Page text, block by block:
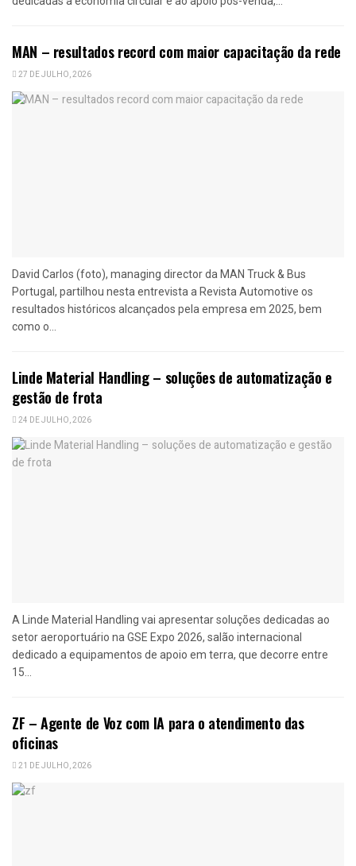
MAN – resultados record com maior capacitação da rede
27 DE JULHO, 2026
David Carlos (foto), managing director da MAN Truck & Bus
Portugal, partilhou nesta entrevista a Revista Automotive os
resultados históricos alcançados pela empresa em 2025, bem
como o...
Linde Material Handling – soluções de automatização e
gestão de frota
24 DE JULHO, 2026
A Linde Material Handling vai apresentar soluções dedicadas ao
setor aeroportuário na GSE Expo 2026, salão internacional
dedicado a equipamentos de apoio em terra, que decorre entre
15...
ZF – Agente de Voz com IA para o atendimento das
oficinas
21 DE JULHO, 2026